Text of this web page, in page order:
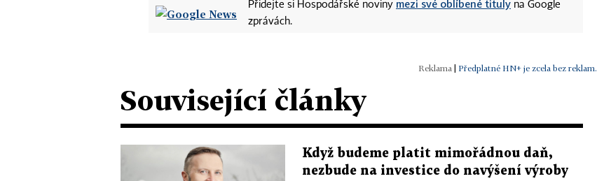
Přidejte si Hospodářské noviny mezi své oblíbené tituly na Google
zprávách.
| Předplatné HN+ je zcela bez reklam.
Související články
Když budeme platit mimořádnou daň,
nezbude na investice do navýšení výroby